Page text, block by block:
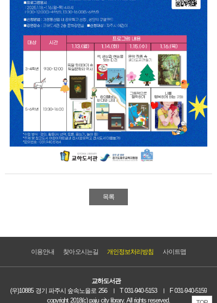
목록
이용안내 찾아오시는길 개인정보처리방침 사이트맵
교하도서관
(우)10885 경기 파주시 숲속노을로 256
T 031-940-5153
F 031-940-5159
copyright 2018(c) paju city library. All rights reserved.